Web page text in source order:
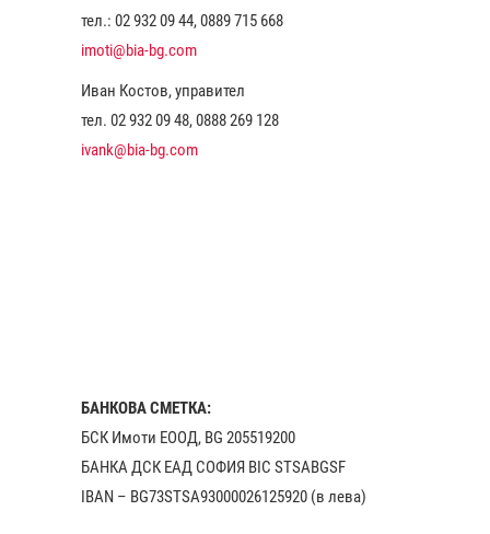
тел.: 02 932 09 44, 0889 715 668
imoti@bia-bg.com
Иван Костов, управител
тел. 02 932 09 48, 0888 269 128
ivank@bia-bg.com
БАНКОВА СМЕТКА:
БСК Имоти ЕООД, BG 205519200
БАНКА ДСК EАД СОФИЯ BIC STSABGSF
IBAN – BG73STSA93000026125920 (в лева)